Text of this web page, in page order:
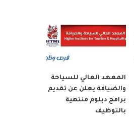
المعهد العالي للسياحة
والضيافة يعلن عن تقديم
برامج دبلوم منتهية
بالتوظيف